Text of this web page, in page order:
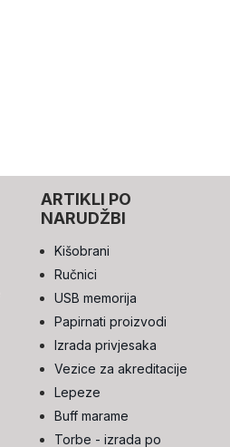
ARTIKLI PO
NARUDŽBI
Kišobrani
Ručnici
USB memorija
Papirnati proizvodi
Izrada privjesaka
Vezice za akreditacije
Lepeze
Buff marame
Torbe - izrada po